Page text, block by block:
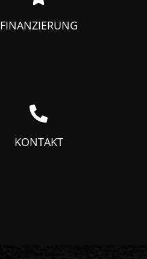
FINANZIERUNG
KONTAKT